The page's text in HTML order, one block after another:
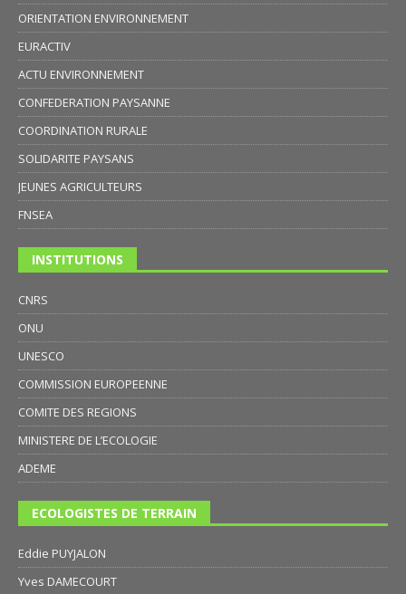
ORIENTATION ENVIRONNEMENT
EURACTIV
ACTU ENVIRONNEMENT
CONFEDERATION PAYSANNE
COORDINATION RURALE
SOLIDARITE PAYSANS
JEUNES AGRICULTEURS
FNSEA
INSTITUTIONS
CNRS
ONU
UNESCO
COMMISSION EUROPEENNE
COMITE DES REGIONS
MINISTERE DE L’ECOLOGIE
ADEME
ECOLOGISTES DE TERRAIN
Eddie PUYJALON
Yves DAMECOURT